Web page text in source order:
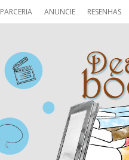
PARCERIA ANUNCIE RESENHAS